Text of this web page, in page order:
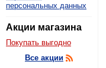
персональных данных
Акции магазина
Покупать выгодно
Все акции